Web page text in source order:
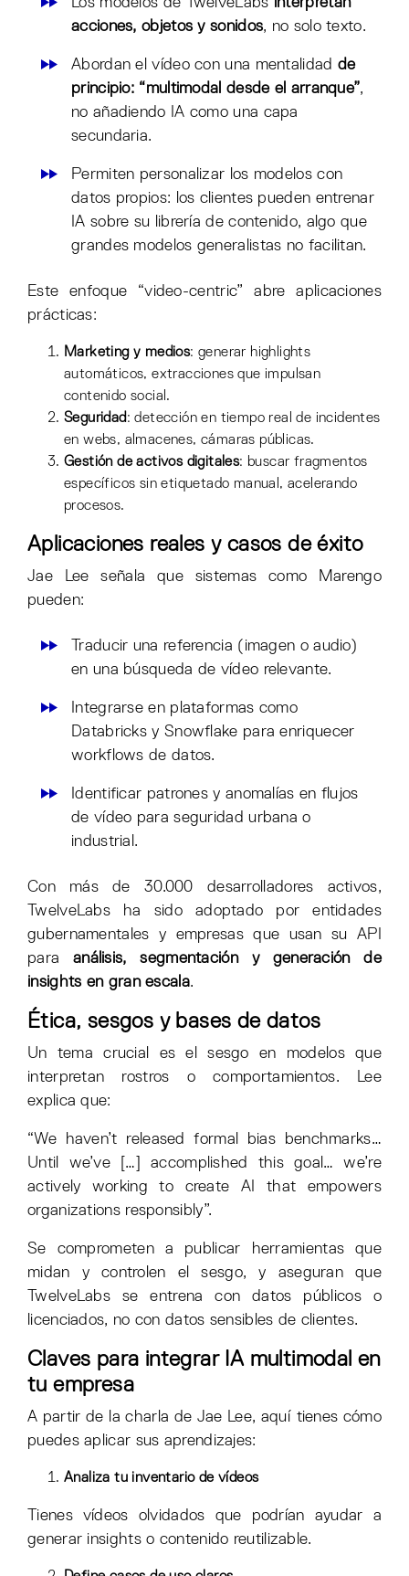
acciones, objetos y sonidos, no solo texto.
Abordan el vídeo con una mentalidad de
principio: “multimodal desde el arranque”,
no añadiendo IA como una capa
secundaria.
Permiten personalizar los modelos con
datos propios: los clientes pueden entrenar
IA sobre su librería de contenido, algo que
grandes modelos generalistas no facilitan.
Este enfoque “video-centric” abre aplicaciones
prácticas:
Marketing y medios: generar highlights
automáticos, extracciones que impulsan
contenido social.
Seguridad: detección en tiempo real de incidentes
en webs, almacenes, cámaras públicas.
Gestión de activos digitales: buscar fragmentos
específicos sin etiquetado manual, acelerando
procesos.
Aplicaciones reales y casos de éxito
Jae Lee señala que sistemas como Marengo
pueden:
Traducir una referencia (imagen o audio)
en una búsqueda de vídeo relevante.
Integrarse en plataformas como
Databricks y Snowflake para enriquecer
workflows de datos.
Identificar patrones y anomalías en flujos
de vídeo para seguridad urbana o
industrial.
Con más de 30.000 desarrolladores activos,
TwelveLabs ha sido adoptado por entidades
gubernamentales y empresas que usan su API
para análisis, segmentación y generación de
insights en gran escala.
Ética, sesgos y bases de datos
Un tema crucial es el sesgo en modelos que
interpretan rostros o comportamientos. Lee
explica que:
“We haven’t released formal bias benchmarks…
Until we’ve […] accomplished this goal… we’re
actively working to create AI that empowers
organizations responsibly”.
Se comprometen a publicar herramientas que
midan y controlen el sesgo, y aseguran que
TwelveLabs se entrena con datos públicos o
licenciados, no con datos sensibles de clientes.
Claves para integrar IA multimodal en
tu empresa
A partir de la charla de Jae Lee, aquí tienes cómo
puedes aplicar sus aprendizajes:
Analiza tu inventario de vídeos
Tienes vídeos olvidados que podrían ayudar a
generar insights o contenido reutilizable.